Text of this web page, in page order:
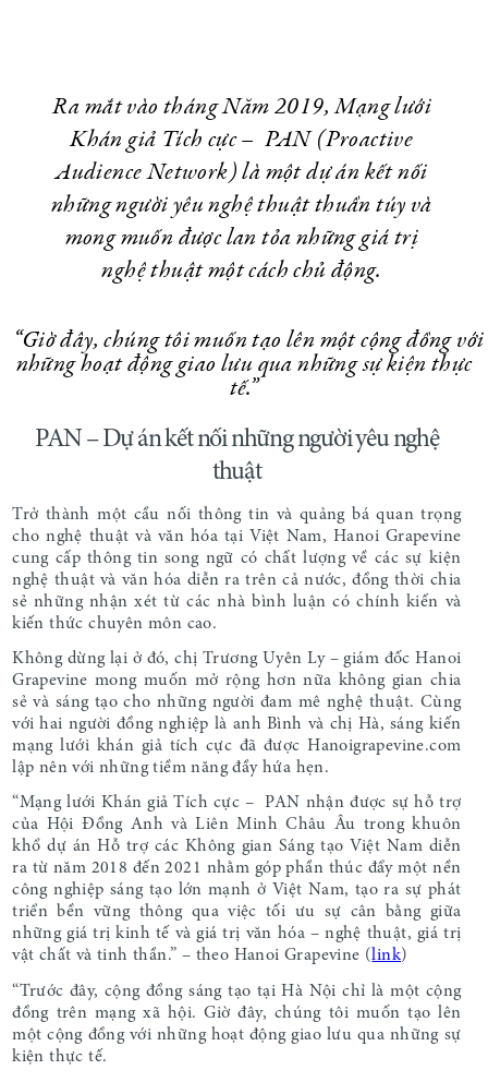
Ra mắt vào tháng Năm 2019, Mạng lưới
Khán giả Tích cực – PAN (Proactive
Audience Network) là một dự án kết nối
những người yêu nghệ thuật thuần túy và
mong muốn được lan tỏa những giá trị
nghệ thuật một cách chủ động.
“Giờ đây, chúng tôi muốn tạo lên một cộng đồng với
những hoạt động giao lưu qua những sự kiện thực
tế.”
PAN – Dự án kết nối những người yêu nghệ
thuật
Trở thành một cầu nối thông tin và quảng bá quan trọng
cho nghệ thuật và văn hóa tại Việt Nam, Hanoi Grapevine
cung cấp thông tin song ngữ có chất lượng về các sự kiện
nghệ thuật và văn hóa diễn ra trên cả nước, đồng thời chia
sẻ những nhận xét từ các nhà bình luận có chính kiến và
kiến thức chuyên môn cao.
Không dừng lại ở đó, chị Trương Uyên Ly – giám đốc Hanoi
Grapevine mong muốn mở rộng hơn nữa không gian chia
sẻ và sáng tạo cho những người đam mê nghệ thuật. Cùng
với hai người đồng nghiệp là anh Bình và chị Hà, sáng kiến
mạng lưới khán giả tích cực đã được Hanoigrapevine.com
lập nên với những tiềm năng đầy hứa hẹn.
“Mạng lưới Khán giả Tích cực – PAN nhận được sự hỗ trợ
của Hội Đồng Anh và Liên Minh Châu Âu trong khuôn
khổ dự án Hỗ trợ các Không gian Sáng tạo Việt Nam diễn
ra từ năm 2018 đến 2021 nhằm góp phần thúc đẩy một nền
công nghiệp sáng tạo lớn mạnh ở Việt Nam, tạo ra sự phát
triển bền vững thông qua việc tối ưu sự cân bằng giữa
những giá trị kinh tế và giá trị văn hóa – nghệ thuật, giá trị
vật chất và tinh thần.” – theo Hanoi Grapevine (link)
“Trước đây, cộng đồng sáng tạo tại Hà Nội chỉ là một cộng
đồng trên mạng xã hội. Giờ đây, chúng tôi muốn tạo lên
một cộng đồng với những hoạt động giao lưu qua những sự
kiện thực tế.